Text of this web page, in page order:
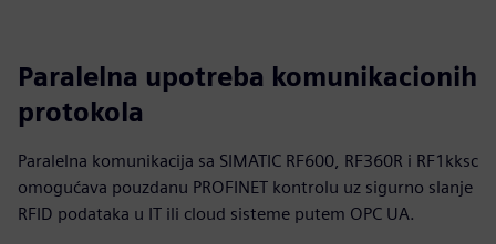
Paralelna upotreba komunikacionih
protokola
Paralelna komunikacija sa SIMATIC RF600, RF360R i RF1kksc
omogućava pouzdanu PROFINET kontrolu uz sigurno slanje
RFID podataka u IT ili cloud sisteme putem OPC UA.